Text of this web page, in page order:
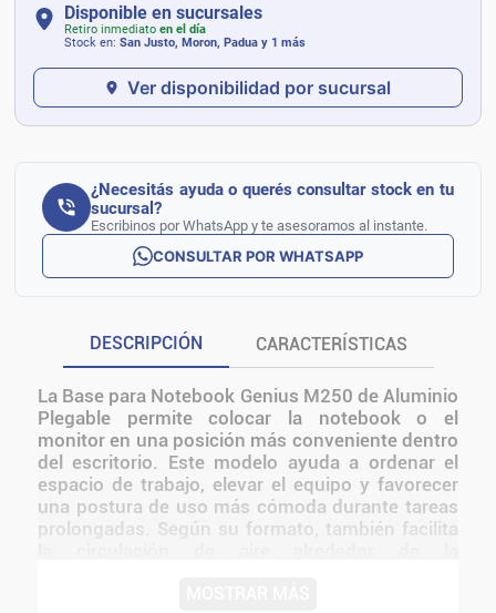
Disponible en sucursales
Retiro inmediato en el día
Stock en: San Justo, Moron, Padua y 1 más
Ver disponibilidad por sucursal
¿Necesitás ayuda o querés consultar stock en tu
sucursal?
Escribinos por WhatsApp y te asesoramos al instante.
CONSULTAR POR WHATSAPP
DESCRIPCIÓN CARACTERÍSTICAS
La Base para Notebook Genius M250 de Aluminio
Plegable permite colocar la notebook o el
monitor en una posición más conveniente dentro
del escritorio. Este modelo ayuda a ordenar el
espacio de trabajo, elevar el equipo y favorecer
una postura de uso más cómoda durante tareas
prolongadas. Según su formato, también facilita